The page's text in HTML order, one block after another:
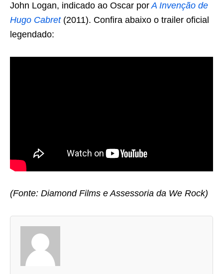
John Logan, indicado ao Oscar por A Invenção de
Hugo Cabret (2011). Confira abaixo o trailer oficial
legendado:
(Fonte: Diamond Films e Assessoria da We Rock)